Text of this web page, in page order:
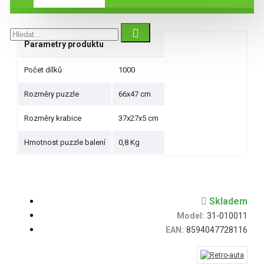
Specifikace
Parametry produktu
Počet dílků 1000
Rozměry puzzle 66x47 cm
Rozměry krabice 37x27x5 cm
Hmotnost puzzle balení 0,8 Kg
Skladem
Model: 31-010011
EAN: 8594047728116